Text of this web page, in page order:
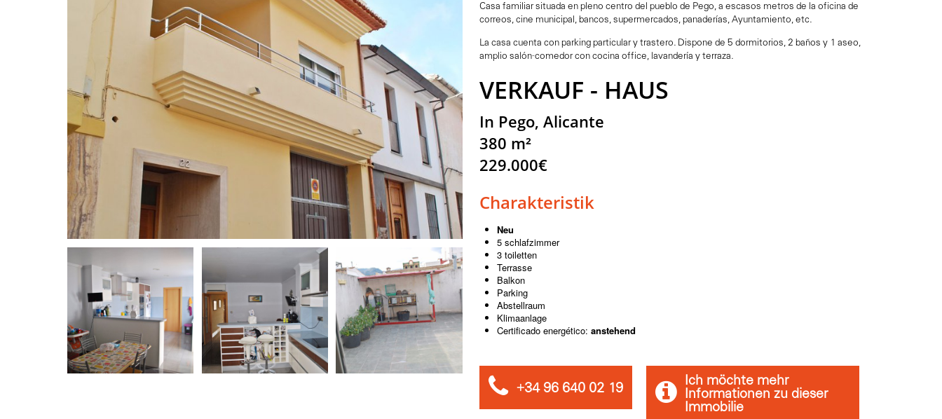
Casa familiar situada en pleno centro del pueblo de Pego, a escasos metros de la oficina de
correos, cine municipal, bancos, supermercados, panaderías, Ayuntamiento, etc.
La casa cuenta con parking particular y trastero. Dispone de 5 dormitorios, 2 baños y 1 aseo,
amplio salón-comedor con cocina office, lavandería y terraza.
VERKAUF - HAUS
In Pego, Alicante
380 m²
229.000€
Charakteristik
Neu
5 schlafzimmer
3 toiletten
Terrasse
Balkon
Parking
Abstellraum
Klimaanlage
Certificado energético: anstehend
+34 96 640 02 19 Ich möchte mehr
Informationen zu dieser
Immobilie